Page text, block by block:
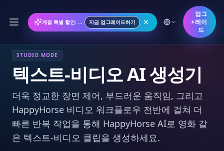
계절 특별 할인: 연간 플랜 50% 할인 지금 업그레이드하기
업그
레이
드
STUDIO MODE
텍스트-비디오 AI 생성기
더욱 정교한 장면 제어, 부드러운 움직임, 그리고
HappyHorse 비디오 워크플로우 전반에 걸쳐 더
빠른 반복 작업을 통해 HappyHorse AI로 영화 같
은 텍스트-비디오 클립을 생성하세요.